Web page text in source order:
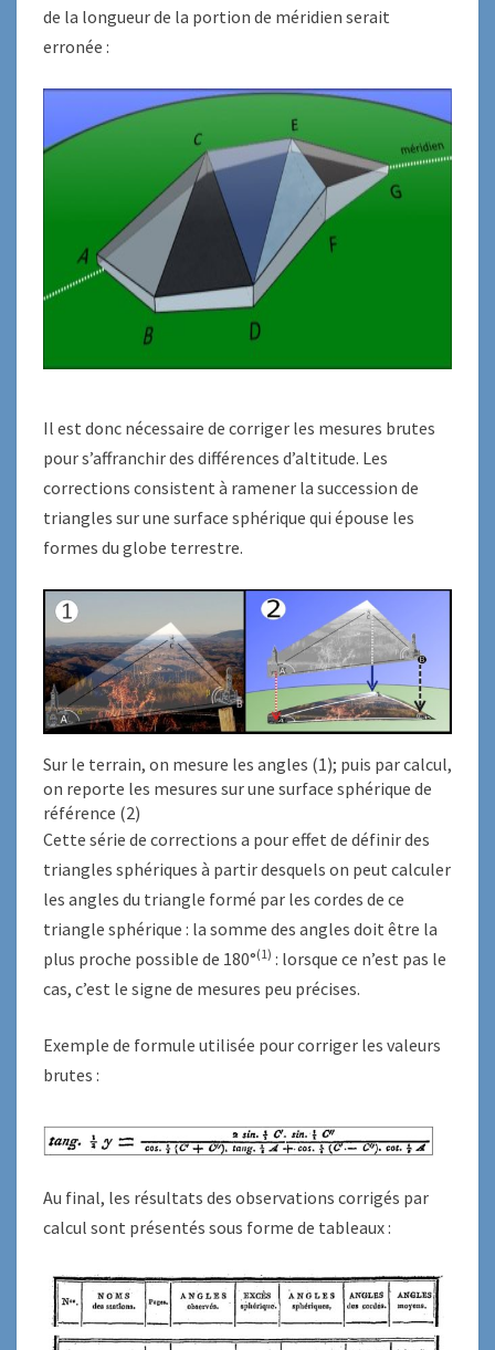
de la longueur de la portion de méridien serait
erronée :
Il est donc nécessaire de corriger les mesures brutes
pour s’affranchir des différences d’altitude. Les
corrections consistent à ramener la succession de
triangles sur une surface sphérique qui épouse les
formes du globe terrestre.
Sur le terrain, on mesure les angles (1); puis par calcul,
on reporte les mesures sur une surface sphérique de
référence (2)
Cette série de corrections a pour effet de définir des
triangles sphériques à partir desquels on peut calculer
les angles du triangle formé par les cordes de ce
triangle sphérique : la somme des angles doit être la
plus proche possible de 180°(1) : lorsque ce n’est pas le
cas, c’est le signe de mesures peu précises.
Exemple de formule utilisée pour corriger les valeurs
brutes :
Au final, les résultats des observations corrigés par
calcul sont présentés sous forme de tableaux :